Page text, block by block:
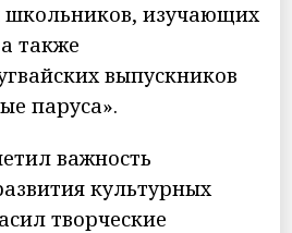
изучающих
также
выпускников
паруса».
важность
культурных
творческие